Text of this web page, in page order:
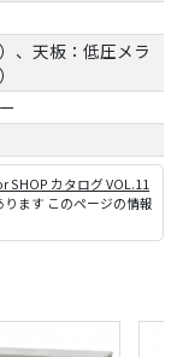
、天板：低圧メラ
SHOP カタログ VOL.11
ます このページの情報